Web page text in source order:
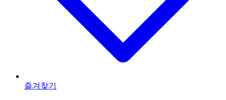
즐겨찾기